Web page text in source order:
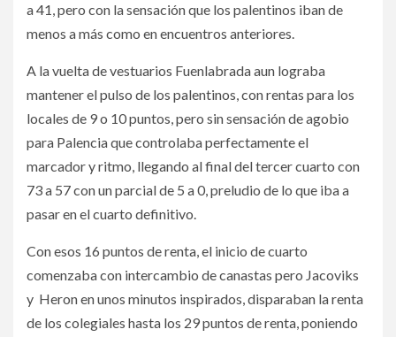
a 41, pero con la sensación que los palentinos iban de
menos a más como en encuentros anteriores.
A la vuelta de vestuarios Fuenlabrada aun lograba
mantener el pulso de los palentinos, con rentas para los
locales de 9 o 10 puntos, pero sin sensación de agobio
para Palencia que controlaba perfectamente el
marcador y ritmo, llegando al final del tercer cuarto con
73 a 57 con un parcial de 5 a 0, preludio de lo que iba a
pasar en el cuarto definitivo.
Con esos 16 puntos de renta, el inicio de cuarto
comenzaba con intercambio de canastas pero Jacoviks
y Heron en unos minutos inspirados, disparaban la renta
de los colegiales hasta los 29 puntos de renta, poniendo